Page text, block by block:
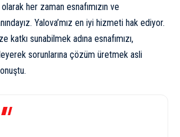
her zaman esnafımızın ve
Yalova’mız en iyi hizmeti hak ediyor.
katkı sunabilmek adına esnafımızı,
sorunlarına çözüm üretmek asli